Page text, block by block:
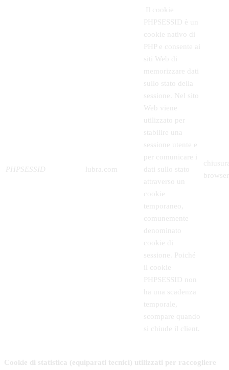
PHPSESSID lubra.com
Il cookie
PHPSESSID è un
cookie nativo di
PHP e consente ai
siti Web di
memorizzare dati
sullo stato della
sessione. Nel sito
Web viene
utilizzato per
stabilire una
sessione utente e
per comunicare i
dati sullo stato
attraverso un
cookie
temporaneo,
comunemente
denominato
cookie di
sessione. Poiché
il cookie
PHPSESSID non
ha una scadenza
temporale,
scompare quando
si chiude il client.
browser
Cookie di statistica (equiparati tecnici) utilizzati per raccogliere